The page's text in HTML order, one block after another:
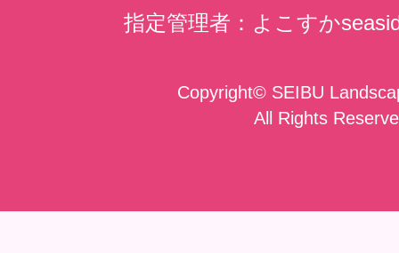
指定管理者：よこすか
Copyright©SEIBU
All Rights